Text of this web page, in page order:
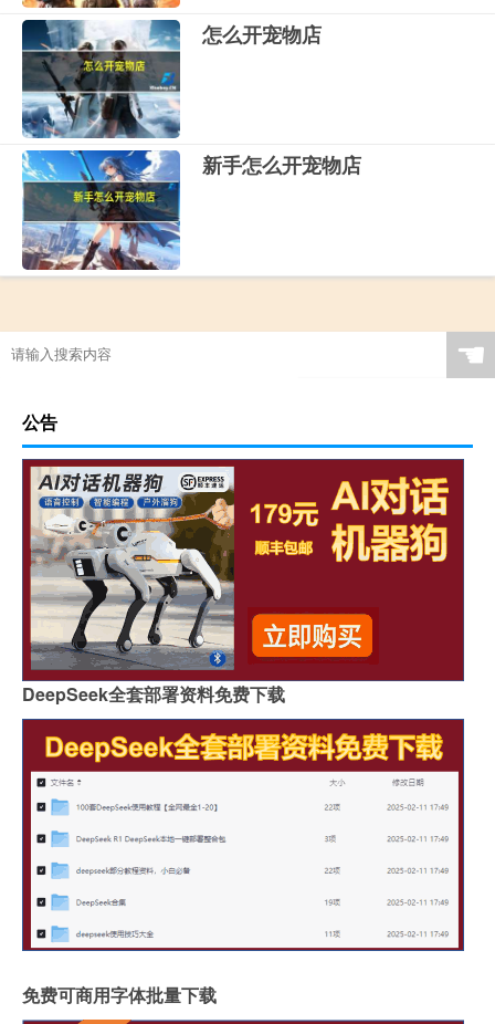
怎么开宠物店
新手怎么开宠物店
☚
公告
DeepSeek全套部署资料免费下载
免费可商用字体批量下载